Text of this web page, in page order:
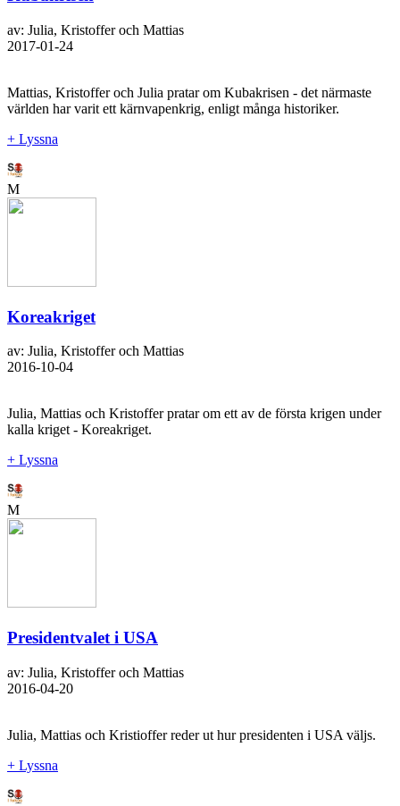
av: Julia, Kristoffer och Mattias
2017-01-24
Mattias, Kristoffer och Julia pratar om Kubakrisen - det närmaste
världen har varit ett kärnvapenkrig, enligt många historiker.
+ Lyssna
M
Koreakriget
av: Julia, Kristoffer och Mattias
2016-10-04
Julia, Mattias och Kristoffer pratar om ett av de första krigen under
kalla kriget - Koreakriget.
+ Lyssna
M
Presidentvalet i USA
av: Julia, Kristoffer och Mattias
2016-04-20
Julia, Mattias och Kristioffer reder ut hur presidenten i USA väljs.
+ Lyssna